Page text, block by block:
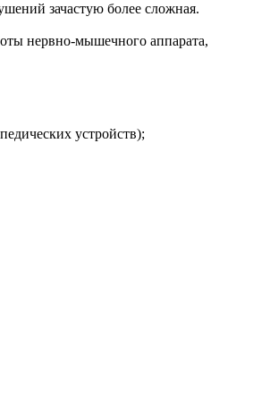
зачастую более сложная.
нервно-мышечного аппарата,
устройств);